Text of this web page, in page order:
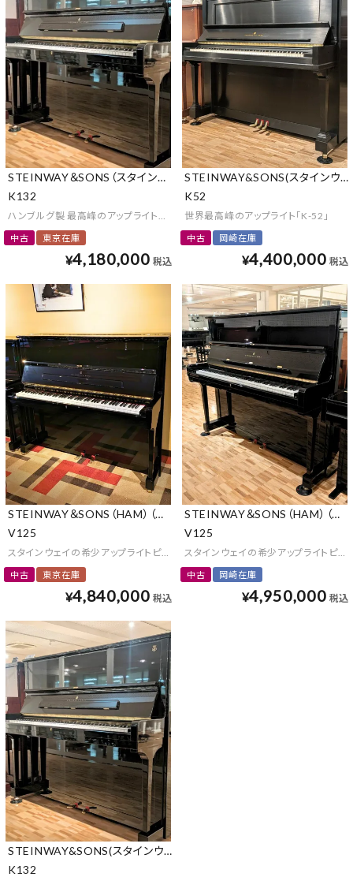
STEINWAY＆SONS（スタインウェイ＆サンズ）
K132
ハンブルグ製 最高峰のアップライトピアノ
中古 東京在庫
¥4,180,000 税込
STEINWAY&SONS(スタインウェ
K52
世界最高峰のアップライト「K-52」
中古 岡崎在庫
¥4,400,000 税込
STEINWAY＆SONS（HAM）（スタインウェイ＆サンズ）
V125
スタインウェイの希少アップライトピアノ
中古 東京在庫
¥4,840,000 税込
STEINWAY＆SONS（HAM）（ス
V125
スタインウェイの希少アップライトピア
中古 岡崎在庫
¥4,950,000 税込
STEINWAY&SONS(スタインウェイ&サンズ)
K132